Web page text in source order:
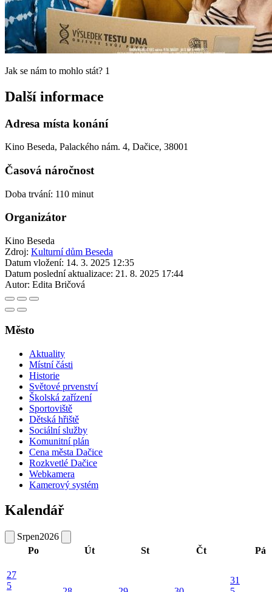
Jak se nám to mohlo stát? 1
Další informace
Adresa místa konání
Kino Beseda, Palackého nám. 4, Dačice, 38001
Časová náročnost
Doba trvání: 110 minut
Organizátor
Kino Beseda
Zdroj: Kulturní dům Beseda
Datum vložení: 14. 3. 2025 12:35
Datum poslední aktualizace: 21. 8. 2025 17:44
Autor: Edita Bričová
Město
Aktuality
Místní části
Historie
Světové prvenství
Školská zařízení
Sportoviště
Dětská hřiště
Sociální služby
Komunitní plán
Cena města Dačice
Rozkvetlé Dačice
Webkamera
Kamerový systém
Kalendář
Srpen2026
Po
Út St Čt Pá
27
5
31